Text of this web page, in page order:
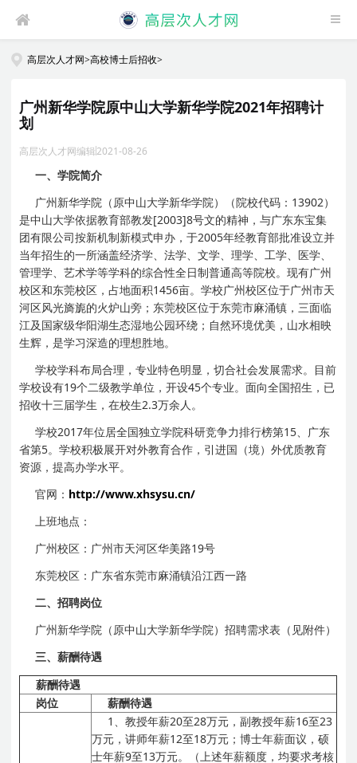
高层次人才网>高校博士后招收>
广州新华学院原中山大学新华学院2021年招聘计
划
高层次人才网编辑2021-08-26
一、学院简介
广州新华学院（原中山大学新华学院）（院校代码：13902）
是中山大学依据教育部教发[2003]8号文的精神，与广东东宝集
团有限公司按新机制新模式申办，于2005年经教育部批准设立并
当年招生的一所涵盖经济学、法学、文学、理学、工学、医学、
管理学、艺术学等学科的综合性全日制普通高等院校。现有广州
校区和东莞校区，占地面积1456亩。学校广州校区位于广州市天
河区风光旖旎的火炉山旁；东莞校区位于东莞市麻涌镇，三面临
江及国家级华阳湖生态湿地公园环绕；自然环境优美，山水相映
生辉，是学习深造的理想胜地。
学校学科布局合理，专业特色明显，切合社会发展需求。目前
学校设有19个二级教学单位，开设45个专业。面向全国招生，已
招收十三届学生，在校生2.3万余人。
学校2017年位居全国独立学院科研竞争力排行榜第15、广东
省第5。学校积极展开对外教育合作，引进国（境）外优质教育
资源，提高办学水平。
官网： http://www.xhsysu.cn/
上班地点：
广州校区：广州市天河区华美路19号
东莞校区：广东省东莞市麻涌镇沿江西一路
二、招聘岗位
广州新华学院（原中山大学新华学院）招聘需求表（见附件）
三、薪酬待遇
薪酬待遇
岗位
薪酬待遇
1、教授年薪20至28万元，副教授年薪16至23
万元，讲师年薪12至18万元；博士年薪面议，硕
士年薪9至13万元。（上述年薪额度，均要求考核